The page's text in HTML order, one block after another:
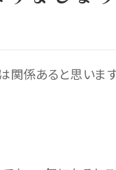
関係あると思いま